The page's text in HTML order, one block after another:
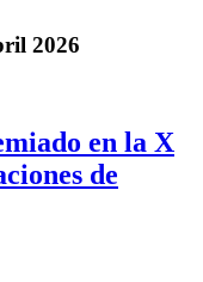
2026
en la X
de